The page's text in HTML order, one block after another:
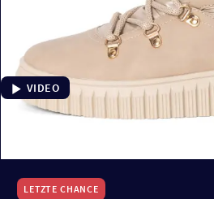
VIDEO
LETZTE CHANCE